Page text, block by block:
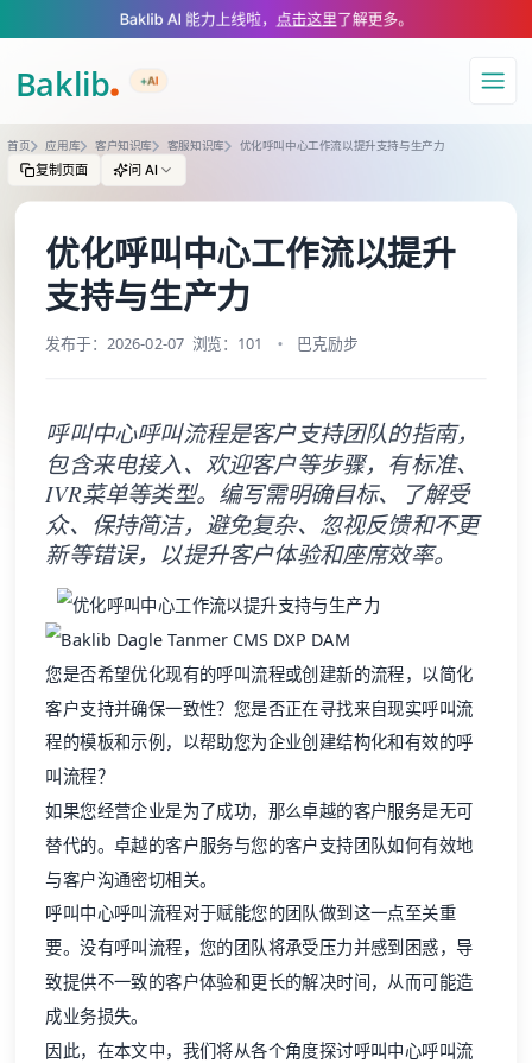
A Markdown version of this page is available at https://
Baklib AI 能力上线啦， 点击这里了解更多。
+AI
导航
首页 应用库 客户知识库 客服知识库 优化呼叫中心工作流以提升支持与生产力
复制页面 问 AI
优化呼叫中心工作流以提升
支持与生产力
发布于：2026-02-07 浏览：101 巴克励步
呼叫中心呼叫流程是客户支持团队的指南，
包含来电接入、欢迎客户等步骤，有标准、
IVR菜单等类型。编写需明确目标、了解受
众、保持简洁，避免复杂、忽视反馈和不更
新等错误，以提升客户体验和座席效率。
您是否希望优化现有的呼叫流程或创建新的流程，以简化
客户支持并确保一致性？您是否正在寻找来自现实呼叫流
程的模板和示例，以帮助您为企业创建结构化和有效的呼
叫流程？
如果您经营企业是为了成功，那么卓越的客户服务是无可
替代的。卓越的客户服务与您的客户支持团队如何有效地
与客户沟通密切相关。
呼叫中心呼叫流程对于赋能您的团队做到这一点至关重
要。没有呼叫流程，您的团队将承受压力并感到困惑，导
致提供不一致的客户体验和更长的解决时间，从而可能造
成业务损失。
因此，在本文中，我们将从各个角度探讨呼叫中心呼叫流